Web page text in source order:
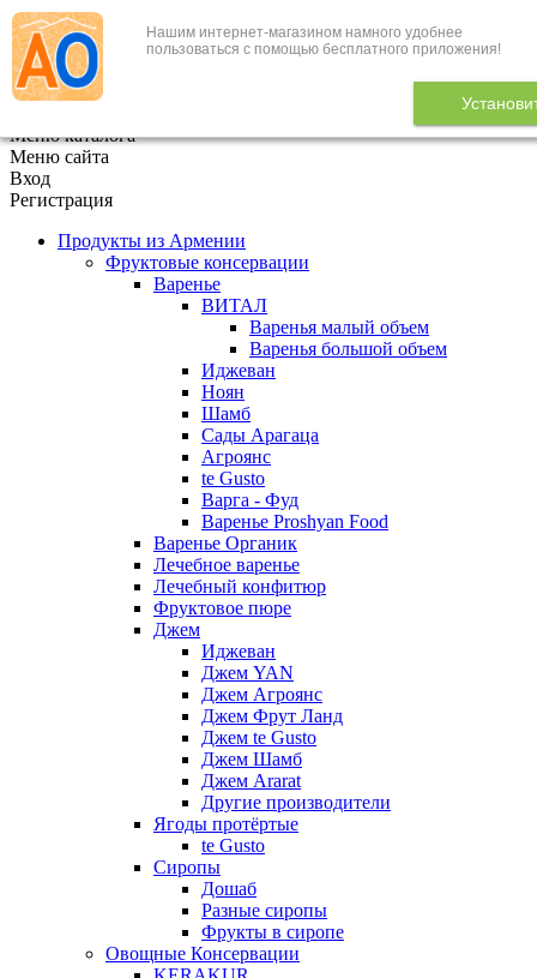
Нашим интернет-магазином намного удобнее
пользоваться с помощью бесплатного приложения!
+7 (495) 646-888-1
В корзине 0
Меню каталога
Меню сайта
Вход
Регистрация
Продукты из Армении
Фруктовые консервации
Варенье
ВИТАЛ
Варенья малый объем
Варенья большой объем
Иджеван
Ноян
Шамб
Сады Арагаца
Агроянс
te Gusto
Варга - Фуд
Варенье Proshyan Food
Варенье Органик
Лечебное варенье
Лечебный конфитюр
Фруктовое пюре
Джем
Иджеван
Джем YAN
Джем Агроянс
Джем Фрут Ланд
Джем te Gusto
Джем Шамб
Джем Ararat
Другие производители
Ягоды протёртые
te Gusto
Сиропы
Дошаб
Разные сиропы
Фрукты в сиропе
Овощные Консервации